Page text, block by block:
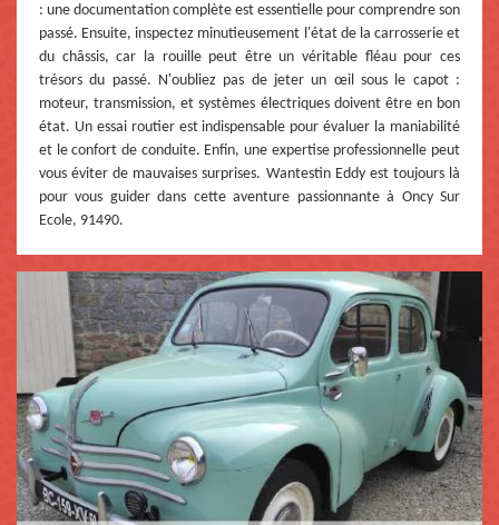
: une documentation complète est essentielle pour comprendre son
passé. Ensuite, inspectez minutieusement l'état de la carrosserie et
du châssis, car la rouille peut être un véritable fléau pour ces
trésors du passé. N'oubliez pas de jeter un œil sous le capot :
moteur, transmission, et systèmes électriques doivent être en bon
état. Un essai routier est indispensable pour évaluer la maniabilité
et le confort de conduite. Enfin, une expertise professionnelle peut
vous éviter de mauvaises surprises. Wantestin Eddy est toujours là
pour vous guider dans cette aventure passionnante à Oncy Sur
Ecole, 91490.